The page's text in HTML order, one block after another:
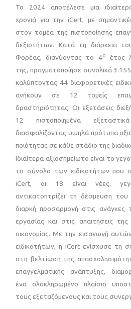
Το 2024 αποτέλεσε μια
χρονιά για την iCert, με
στον τομέα της πιστοποίησης
δεξιοτήτων. Κατά τη διάρκεια
Φορέας, διανύοντας το 4ο
έτος
της, πραγματοποίησε συνολικά
καλύπτοντας 44 διαφορετικές
ανήκουν σε 12 τομείς
δραστηριότητας. Οι εξετάσεις
12 πιστοποιημένα
διασφαλίζοντας υψηλά πρότυπα
ποιότητας σε κάθε στάδιο της
Ιδιαίτερα αξιοσημείωτο είναι το
το σύνολο των ειδικοτήτων που
iCert, οι 18 είναι νέες,
αντικατοπτρίζει τη δέσμευση
διαρκή προσαρμογή στις ανάγκες
εργασίας και στις απαιτήσεις
οικονομίας. Με την εισαγωγή
ειδικοτήτων, η iCert ενίσχυσε τη
στη βελτίωση της
επαγγελματικής ανάπτυξης,
ένα ολοκληρωμένο πλαίσιο
τους εξεταζόμενους και τους